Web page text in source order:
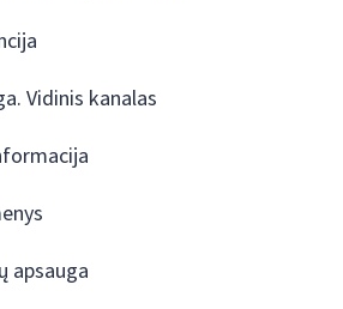
Vidinis kanalas
apsauga